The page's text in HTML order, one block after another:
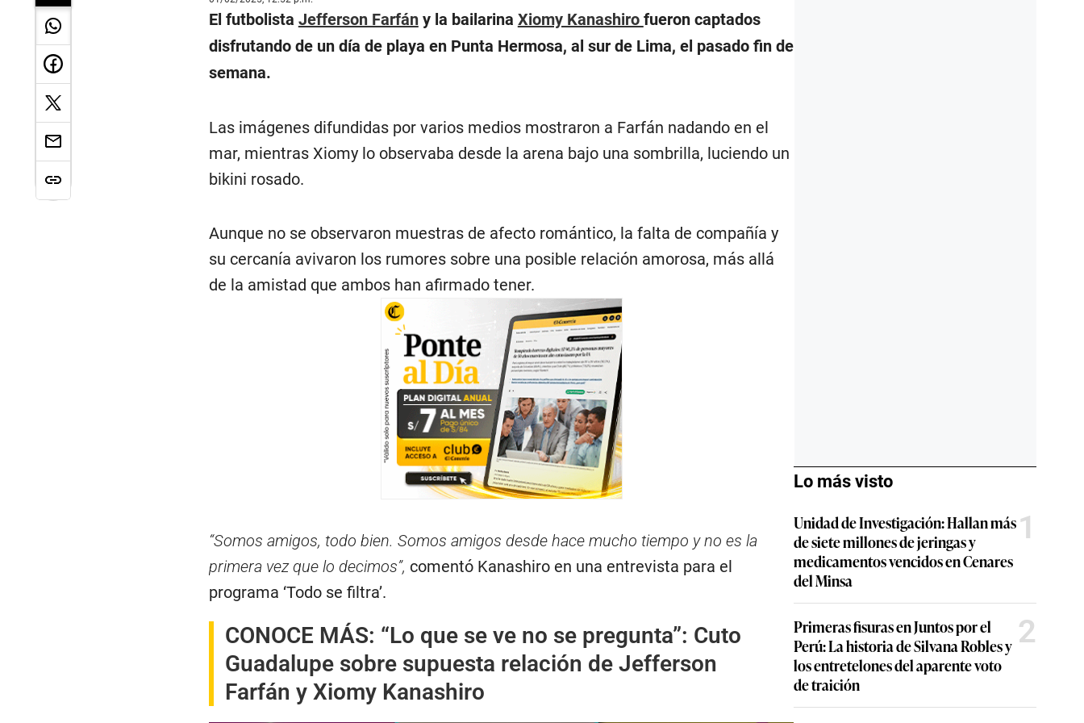
El futbolista Jefferson Farfány la bailarina Xiomy Kanashiro fueron captados
disfrutando de un día de playa en Punta Hermosa, al sur de Lima, el pasado fin de
semana.
Las imágenes difundidas por varios medios mostraron a Farfán nadando en el
mar, mientras Xiomy lo observaba desde la arena bajo una sombrilla, luciendo un
bikini rosado.
Aunque no se observaron muestras de afecto romántico, la falta de compañía y
su cercanía avivaron los rumores sobre una posible relación amorosa, más allá
de la amistad que ambos han afirmado tener.
“Somos amigos, todo bien. Somos amigos desde hace mucho tiempo y no es la
primera vez que lo decimos”, comentó Kanashiro en una entrevista para el
programa ‘Todo se filtra’.
CONOCE MÁS: “Lo que se ve no se pregunta”: Cuto
Guadalupe sobre supuesta relación de Jefferson
Farfán y Xiomy Kanashiro
Lo más visto
Unidad de Investigación: Hallan más
de siete millones de jeringas y
medicamentos vencidos en Cenares
del Minsa
1
Primeras fisuras en Juntos por el
Perú: La historia de Silvana Robles y
los entretelones del aparente voto
de traición
2